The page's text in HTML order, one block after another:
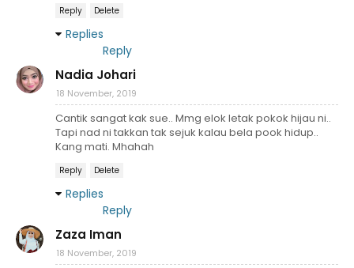
Reply Delete
Replies
Reply
Nadia Johari
18 November, 2019
Cantik sangat kak sue.. Mmg elok letak pokok hijau ni..
Tapi nad ni takkan tak sejuk kalau bela pook hidup..
Kang mati. Mhahah
Reply Delete
Replies
Reply
Zaza Iman
18 November, 2019